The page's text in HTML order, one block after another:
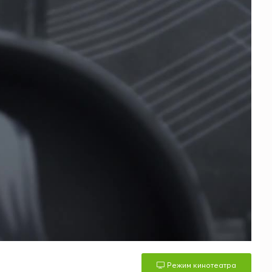
Режим кинотеатра